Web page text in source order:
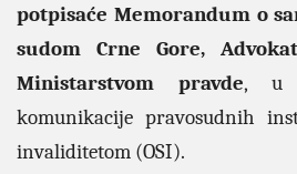
potpisaće Memorandum o
sudom Crne Gore,
Ministarstvom pravde, u
komunikacije pravosudnih
invaliditetom (OSI).